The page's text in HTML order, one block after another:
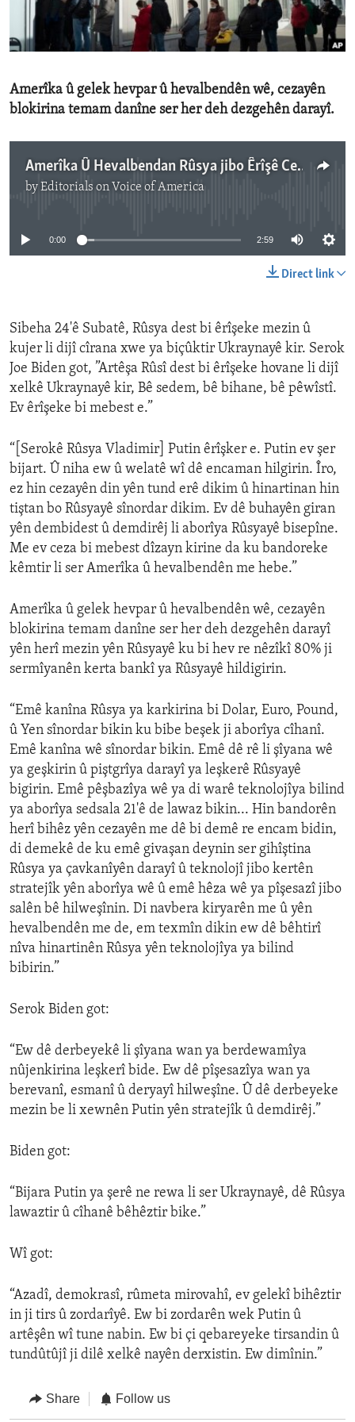
ENVIRONMENT AND HEALTH
IDEALS AND INSTITUTIONS
Amerîka û gelek hevpar û hevalbendên wê, cezayên
blokirina temam danîne ser her deh dezgehên darayî.
Amerîka Û Hevalbendan Rûsya jibo Êrîşê Ceza Dikin
byEditorials on Voice of America
0:00 2:59
Direct link
Sibeha 24'ê Subatê, Rûsya dest bi êrîşeke mezin û
kujer li dijî cîrana xwe ya biçûktir Ukraynayê kir. Serok
Joe Biden got, ”Artêşa Rûsî dest bi êrîşeke hovane li dijî
xelkê Ukraynayê kir, Bê sedem, bê bihane, bê pêwîstî.
Ev êrîşeke bi mebest e.”
“[Serokê Rûsya Vladimir] Putin êrîşker e. Putin ev şer
bijart. Û niha ew û welatê wî dê encaman hilgirin. Îro,
ez hin cezayên din yên tund erê dikim û hinartinan hin
tiştan bo Rûsyayê sînordar dikim. Ev dê buhayên giran
yên dembidest û demdirêj li aborîya Rûsyayê bisepîne.
Me ev ceza bi mebest dîzayn kirine da ku bandoreke
kêmtir li ser Amerîka û hevalbendên me hebe.”
Amerîka û gelek hevpar û hevalbendên wê, cezayên
blokirina temam danîne ser her deh dezgehên darayî
yên herî mezin yên Rûsyayê ku bi hev re nêzîkî 80% ji
sermîyanên kerta bankî ya Rûsyayê hildigirin.
“Emê kanîna Rûsya ya karkirina bi Dolar, Euro, Pound,
û Yen sînordar bikin ku bibe beşek ji aborîya cîhanî.
Emê kanîna wê sînordar bikin. Emê dê rê li şîyana wê
ya geşkirin û piştgrîya darayî ya leşkerê Rûsyayê
bigirin. Emê pêşbazîya wê ya di warê teknolojîya bilind
ya aborîya sedsala 21'ê de lawaz bikin... Hin bandorên
herî bihêz yên cezayên me dê bi demê re encam bidin,
di demekê de ku emê givaşan deynin ser gihîştina
Rûsya ya çavkanîyên darayî û teknolojî jibo kertên
stratejîk yên aborîya wê û emê hêza wê ya pîşesazî jibo
salên bê hilweşînin. Di navbera kiryarên me û yên
hevalbendên me de, em texmîn dikin ew dê bêhtirî
nîva hinartinên Rûsya yên teknolojîya ya bilind
bibirin.”
Serok Biden got:
“Ew dê derbeyekê li şîyana wan ya berdewamîya
nûjenkirina leşkerî bide. Ew dê pîşesazîya wan ya
berevanî, esmanî û deryayî hilweşîne. Û dê derbeyeke
mezin be li xewnên Putin yên stratejîk û demdirêj.”
Biden got:
“Bijara Putin ya şerê ne rewa li ser Ukraynayê, dê Rûsya
lawaztir û cîhanê bêhêztir bike.”
Wî got:
“Azadî, demokrasî, rûmeta mirovahî, ev gelekî bihêztir
in ji tirs û zordarîyê. Ew bi zordarên wek Putin û
artêşên wî tune nabin. Ew bi çi qebareyeke tirsandin û
tundûtûjî ji dilê xelkê nayên derxistin. Ew dimînin.”
Share Follow us